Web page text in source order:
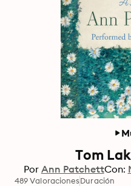
Tom
Por Ann PatchettCon:
489 ValoracionesDuración